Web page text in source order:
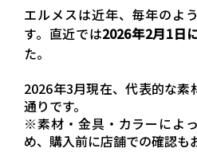
エルメスは近年、毎年のよ
す。直近では2026年2月1日
た。
2026年3月現在、代表的な素
通りです。
※素材・金具・カラーによ
め、購入前に店舗での確認も